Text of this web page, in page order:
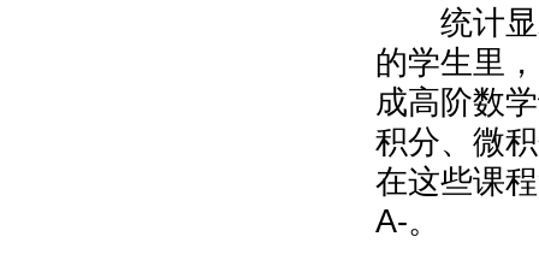
统计显
的学生里
成高阶数
积分、微
在这些课
A-。